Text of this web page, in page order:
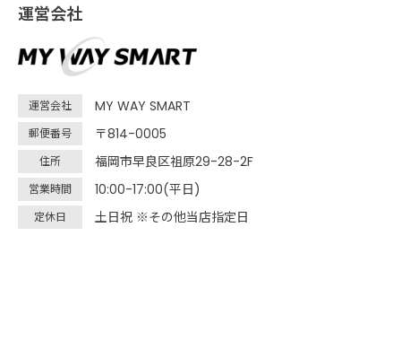
運営会社
運営会社 MY WAY SMART
郵便番号 〒814-0005
住所 福岡市早良区祖原29-28-2F
営業時間 10:00-17:00(平日)
定休日 土日祝 ※その他当店指定日